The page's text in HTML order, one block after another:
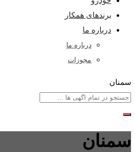
برندهای همکار
درباره ما
درباره ما
مجوزات
سمنان
سمنان